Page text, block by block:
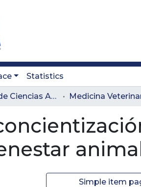
Statistics
Facultad de Ciencias Administrativas y Agropecuarias Medicina
Simple item